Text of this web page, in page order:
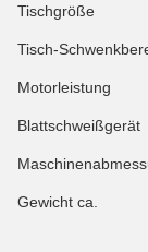
Tischgröße
Tisch-
Motorleistung
Blattschweißgerät
Gewicht ca.